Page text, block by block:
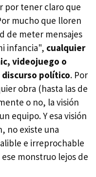
por tener claro que
mucho que lloren
de meter mensajes
infancia", cualquier
videojuego o
político. Por
obra (hasta las de
o no, la visión
equipo. Y esa visión
no existe una
e irreprochable
ese monstruo lejos de